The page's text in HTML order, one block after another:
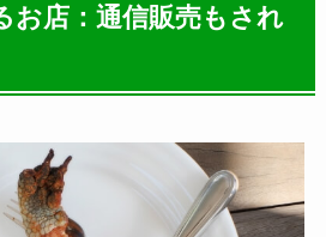
お店：通信販売もされ